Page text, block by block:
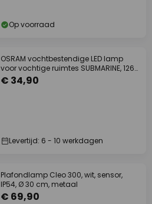
Op voorraad
OSRAM vochtbestendige LED lamp
voor vochtige ruimtes SUBMARINE, 126
cm grijs
€ 34,90
Levertijd: 6 - 10 werkdagen
Plafondlamp Cleo 300, wit, sensor,
IP54, Ø 30 cm, metaal
€ 69,90